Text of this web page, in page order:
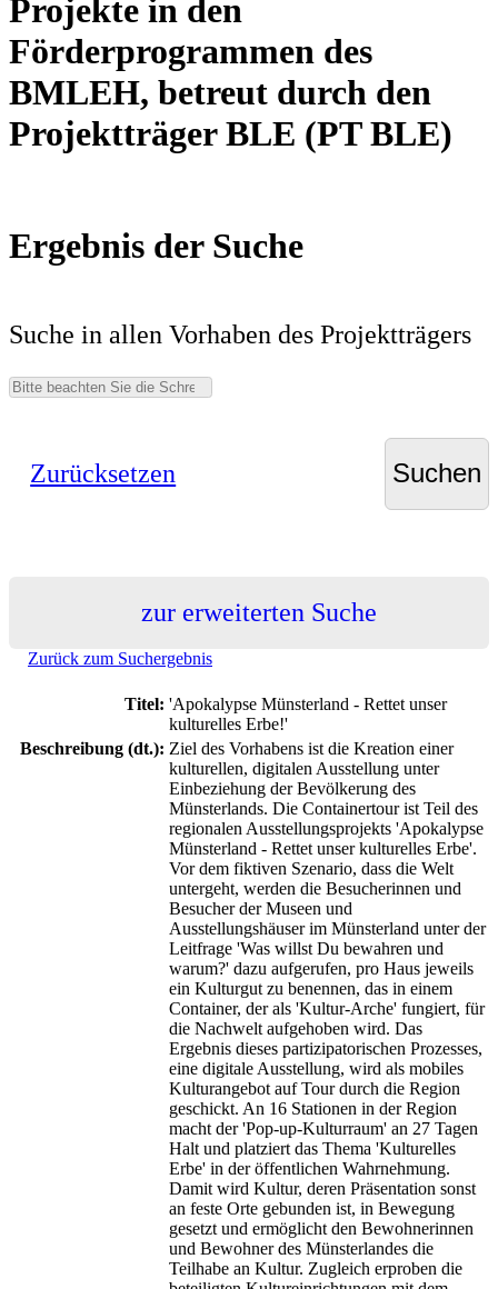
Projekte in den
Förderprogrammen des
BMLEH, betreut durch den
Projektträger BLE (PT BLE)
Ergebnis der Suche
Suche in allen Vorhaben des Projektträgers
Zurücksetzen
zur erweiterten Suche
Zurück zum Suchergebnis
Titel: 'Apokalypse Münsterland - Rettet unser
kulturelles Erbe!'
Beschreibung (dt.): Ziel des Vorhabens ist die Kreation einer
kulturellen, digitalen Ausstellung unter
Einbeziehung der Bevölkerung des
Münsterlands. Die Containertour ist Teil des
regionalen Ausstellungsprojekts 'Apokalypse
Münsterland - Rettet unser kulturelles Erbe'.
Vor dem fiktiven Szenario, dass die Welt
untergeht, werden die Besucherinnen und
Besucher der Museen und
Ausstellungshäuser im Münsterland unter der
Leitfrage 'Was willst Du bewahren und
warum?' dazu aufgerufen, pro Haus jeweils
ein Kulturgut zu benennen, das in einem
Container, der als 'Kultur-Arche' fungiert, für
die Nachwelt aufgehoben wird. Das
Ergebnis dieses partizipatorischen Prozesses,
eine digitale Ausstellung, wird als mobiles
Kulturangebot auf Tour durch die Region
geschickt. An 16 Stationen in der Region
macht der 'Pop-up-Kulturraum' an 27 Tagen
Halt und platziert das Thema 'Kulturelles
Erbe' in der öffentlichen Wahrnehmung.
Damit wird Kultur, deren Präsentation sonst
an feste Orte gebunden ist, in Bewegung
gesetzt und ermöglicht den Bewohnerinnen
und Bewohner des Münsterlandes die
Teilhabe an Kultur. Zugleich erproben die